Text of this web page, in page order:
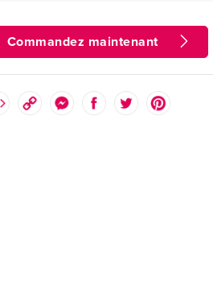
Commandez maintenant